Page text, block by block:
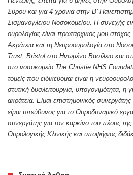
Σύρου και για 4 χρόνια στην Β’
Σισμανόγλειου Νοσοκομείου. Η συνεχής
ουρολογίας είναι πρωταρχικός μου στόχος,
Ακράτεια και τη Νευροουρολογία στο
Trust, Bristol στο Ηνωμένο Βασίλειο και
στο νοσοκομείο The Christie NHS
τομείς που ειδικεύομαι είναι η
στυτική δυσλειτουργία, υπογονιμότητα, η
ακράτεια. Είμαι επιστημονικός
είμαι υπεύθυνος για το Ουροδυναμικό
συνεργάτης για τον καρκίνο του πέους
Ουρολογικής Κλινικής και υποψήφιος